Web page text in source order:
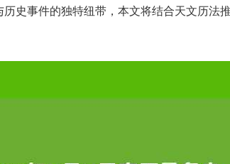
史事件的独特纽带，本文将结合天文历法